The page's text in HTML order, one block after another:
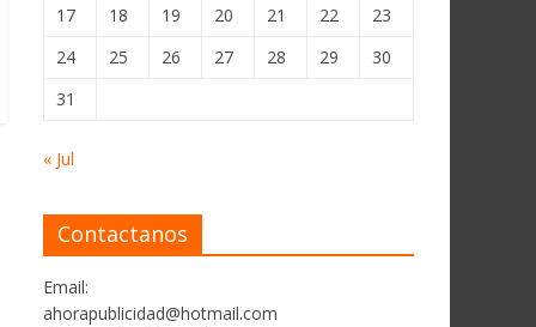
17
18 19 20 21 22
23
24
25 26 27 28 29
30
31
« Jul
Contactanos
Email:
ahorapublicidad@hotmail.com